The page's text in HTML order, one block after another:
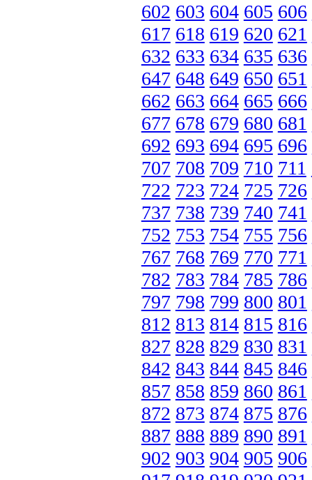
602 603 604 605 606
617 618 619 620 621
632 633 634 635 636
647 648 649 650 651
662 663 664 665 666
677 678 679 680 681
692 693 694 695 696
707 708 709 710 711
722 723 724 725 726
737 738 739 740 741
752 753 754 755 756
767 768 769 770 771
782 783 784 785 786
797 798 799 800 801
812 813 814 815 816
827 828 829 830 831
842 843 844 845 846
857 858 859 860 861
872 873 874 875 876
887 888 889 890 891
902 903 904 905 906